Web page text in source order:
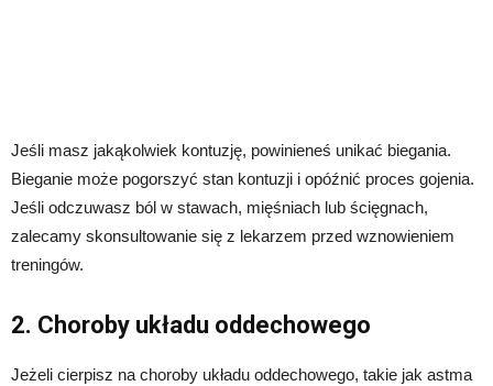
Jeśli masz jakąkolwiek kontuzję, powinieneś unikać biegania.
Bieganie może pogorszyć stan kontuzji i opóźnić proces gojenia.
Jeśli odczuwasz ból w stawach, mięśniach lub ścięgnach,
zalecamy skonsultowanie się z lekarzem przed wznowieniem
treningów.
2. Choroby układu oddechowego
Jeżeli cierpisz na choroby układu oddechowego, takie jak astma